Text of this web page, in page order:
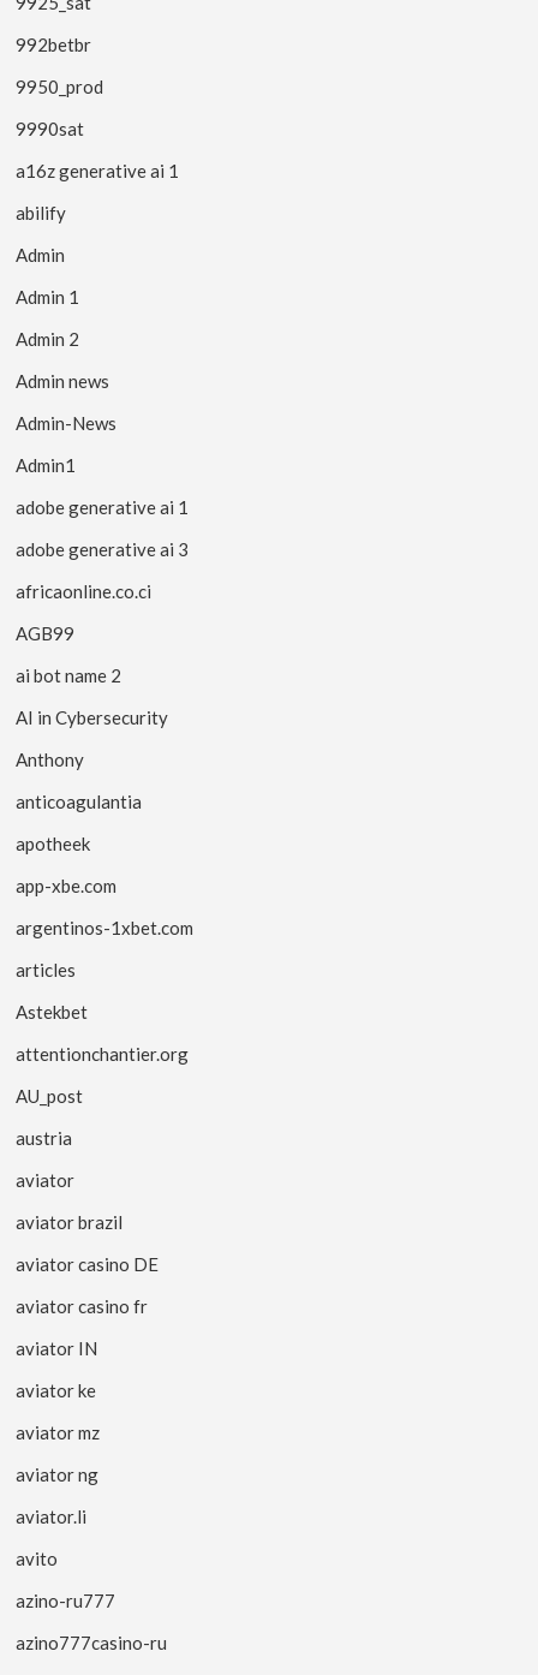
992betbr
9950_prod
9990sat
a16z generative ai 1
abilify
Admin
Admin 1
Admin 2
Admin news
Admin-News
Admin1
adobe generative ai 1
adobe generative ai 3
africaonline.co.ci
AGB99
ai bot name 2
AI in Cybersecurity
Anthony
anticoagulantia
apotheek
app-xbe.com
argentinos-1xbet.com
articles
Astekbet
attentionchantier.org
AU_post
austria
aviator
aviator brazil
aviator casino DE
aviator casino fr
aviator IN
aviator ke
aviator mz
aviator ng
aviator.li
avito
azino-ru777
azino777casino-ru